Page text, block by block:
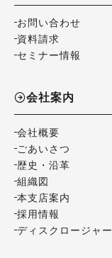
お問い合わせ
資料請求
セミナー情報
会社案内
会社概要
ごあいさつ
歴史・沿革
組織図
本支店案内
採用情報
ディスクロージャー